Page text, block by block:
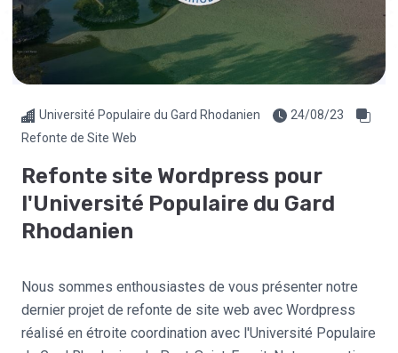
Université Populaire du Gard Rhodanien
24/08/23
Refonte de Site Web
Refonte site Wordpress pour
l'Université Populaire du Gard
Rhodanien
Nous sommes enthousiastes de vous présenter notre
dernier projet de refonte de site web avec Wordpress
réalisé en étroite coordination avec l'Université Populaire